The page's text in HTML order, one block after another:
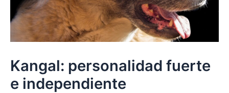
Kangal: personalidad fuerte
e independiente